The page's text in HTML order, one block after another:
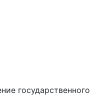
государственного